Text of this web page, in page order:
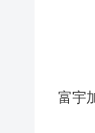
富宇